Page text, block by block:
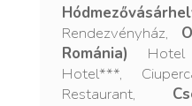
Rendezvényház,
Románia) Hotel
Hotel***,
Restaurant,